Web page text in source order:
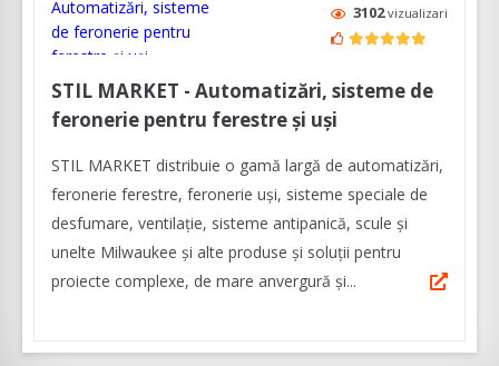
3102vizualizari
STIL MARKET - Automatizări, sisteme de
feronerie pentru ferestre și uși
STIL MARKET distribuie o gamă largă de automatizări,
feronerie ferestre, feronerie uși, sisteme speciale de
desfumare, ventilație, sisteme antipanică, scule și
unelte Milwaukee și alte produse și soluții pentru
proiecte complexe, de mare anvergură și...